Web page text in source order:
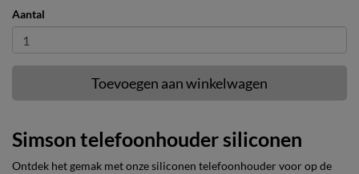
Aantal
Toevoegen aan winkelwagen
Simson telefoonhouder siliconen
Ontdek het gemak met onze siliconen telefoonhouder voor op de